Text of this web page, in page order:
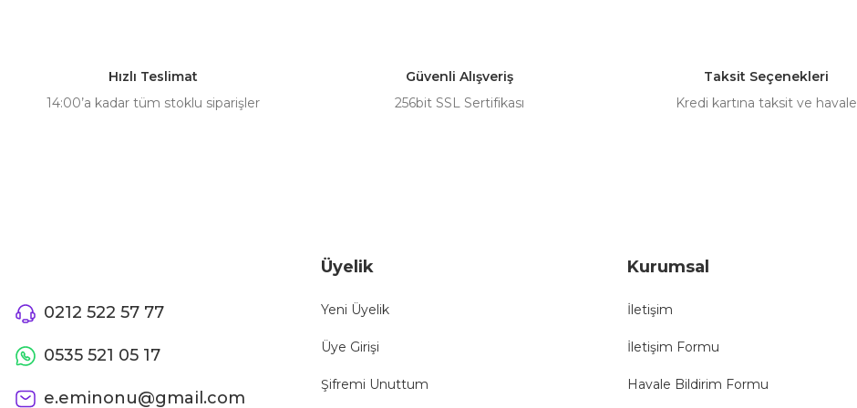
Ürün fiyatı diğer sitelerden daha pahalı.
Gönder
Hızlı Teslimat
14:00’a kadar tüm stoklu siparişler
Güvenli Alışveriş
256bit SSL Sertifikası
Taksit Seçenekleri
Kredi kartına taksit ve havale
0212 522 57 77
0535 521 05 17
e.eminonu@gmail.com
Üyelik
Yeni Üyelik
Üye Girişi
Şifremi Unuttum
Kurumsal
İletişim
İletişim Formu
Havale Bildirim Formu